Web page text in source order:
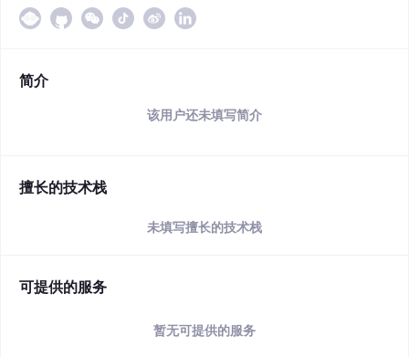
简介
该用户还未填写简介
擅长的技术栈
未填写擅长的技术栈
可提供的服务
暂无可提供的服务